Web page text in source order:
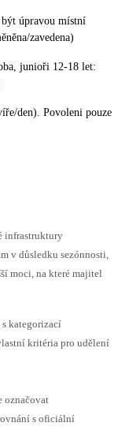
úpravou místní
zavedena)
junioři 12-18 let:
den). Povoleni pouze
infrastruktury
v důsledku sezónnosti,
moci, na které majitel
kategorizací
kritéria pro udělení
označovat
s oficiální